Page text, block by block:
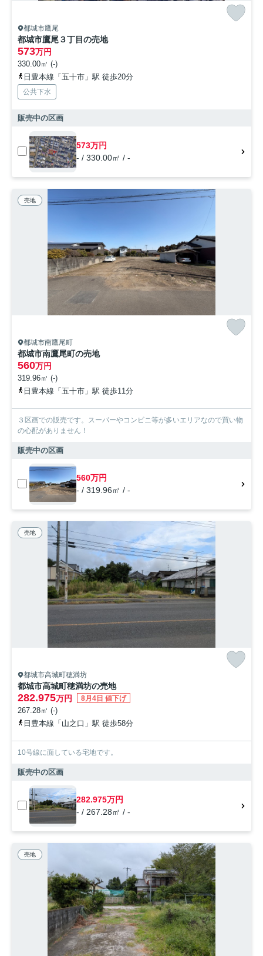
都城市鷹尾
都城市鷹尾３丁目の売地
573万円
330.00㎡ (-)
日豊本線「五十市」駅 徒歩20分
公共下水
販売中の区画
573万円
- / 330.00㎡ / -
売地
都城市南鷹尾町
都城市南鷹尾町の売地
560万円
319.96㎡ (-)
日豊本線「五十市」駅 徒歩11分
３区画での販売です。スーパーやコンビニ等が多いエリアなので買い物
の心配がありません！
販売中の区画
560万円
- / 319.96㎡ / -
売地
都城市高城町穂満坊
都城市高城町穂満坊の売地
282.975万円 8月4日 値下げ
267.28㎡ (-)
日豊本線「山之口」駅 徒歩58分
10号線に面している宅地です。
販売中の区画
282.975万円
- / 267.28㎡ / -
売地